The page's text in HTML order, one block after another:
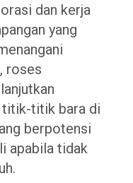
dan kerja
yang
roses
titik-titik bara di
berpotensi
apabila tidak